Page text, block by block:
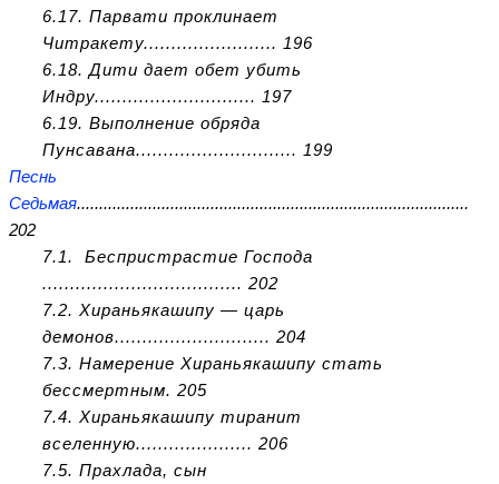
6.17. Парвати проклинает
Читракету........................ 196
6.18. Дити дает обет убить
Индру............................. 197
6.19. Выполнение обряда
Пунсавана............................. 199
Песнь
Седьмая........................................................................................
202
7.1. Беспристрастие Господа
.................................... 202
7.2. Хираньякашипу — царь
демонов............................ 204
7.3. Намерение Хираньякашипу стать
бессмертным. 205
7.4. Хираньякашипу тиранит
вселенную..................... 206
7.5. Прахлада, сын